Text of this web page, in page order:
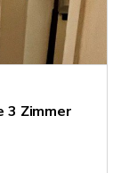
3 Zimmer